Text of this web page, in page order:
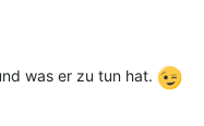
was er zu tun hat.